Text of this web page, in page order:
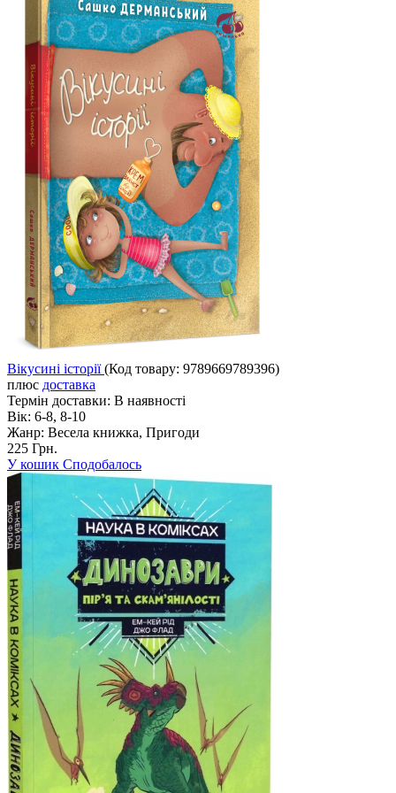
Вікусині історії(Код товару: 9789669789396)
плюс доставка
Термін доставки: В наявності
Вік: 6-8, 8-10
Жанр: Весела книжка, Пригоди
225 Грн.
У кошик Сподобалось